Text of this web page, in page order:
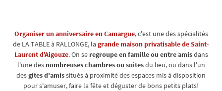
Organiser un anniversaire en Camargue, c'est une des spécialités
de LA TABLE à RALLONGE, lagrande maison privatisable de Saint-
Laurent d'Aigouze. On se regroupe en famille ou entre amisdans
l'une desnombreuses chambres ou suitesdu lieu, ou dans l'un
desgites d'amissitués à proximité des espaces mis à disposition
pour s'amuser, faire la fête et déguster de bons petits plats!